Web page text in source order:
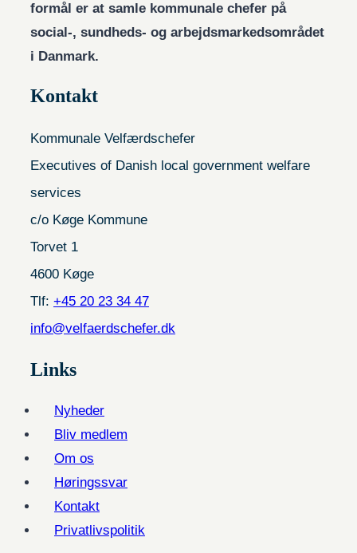
formål er at samle kommunale chefer på
social-, sundheds- og arbejdsmarkedsområdet
i Danmark.
Kontakt
Kommunale Velfærdschefer
Executives of Danish local government welfare
services
c/o Køge Kommune
Torvet 1
4600 Køge
Tlf: +45 20 23 34 47
info@velfaerdschefer.dk
Links
Nyheder
Bliv medlem
Om os
Høringssvar
Kontakt
Privatlivspolitik